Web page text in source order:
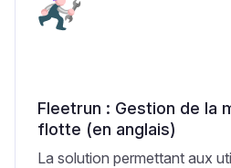
Fleetrun : Gestion de la
flotte (en anglais)
La solution permettant aux